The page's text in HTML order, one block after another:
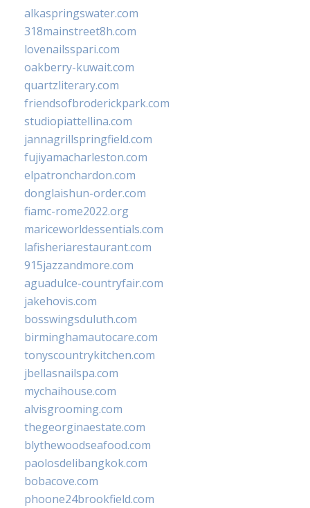
alkaspringswater.com
318mainstreet8h.com
lovenailsspari.com
oakberry-kuwait.com
quartzliterary.com
friendsofbroderickpark.com
studiopiattellina.com
jannagrillspringfield.com
fujiyamacharleston.com
elpatronchardon.com
donglaishun-order.com
fiamc-rome2022.org
mariceworldessentials.com
lafisheriarestaurant.com
915jazzandmore.com
aguadulce-countryfair.com
jakehovis.com
bosswingsduluth.com
birminghamautocare.com
tonyscountrykitchen.com
jbellasnailspa.com
mychaihouse.com
alvisgrooming.com
thegeorginaestate.com
blythewoodseafood.com
paolosdelibangkok.com
bobacove.com
phoone24brookfield.com